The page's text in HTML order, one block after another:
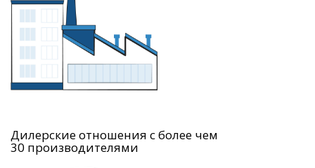
Дилерские отношения с более чем
30 производителями